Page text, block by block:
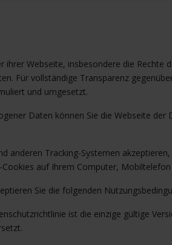
ihrer Webseite, insbesondere die Rechte
Für vollständige Transparenz
und umgesetzt.
Daten können Sie die Webseite der
anderen Tracking-Systemen
auf Ihrem Computer,
Sie die folgenden
ist die einzige gültige